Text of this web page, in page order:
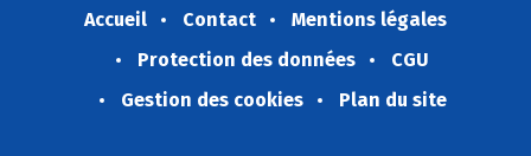
Accueil Contact
Mentions légales
Protection des données
CGU
Gestion des cookies
Plan du site